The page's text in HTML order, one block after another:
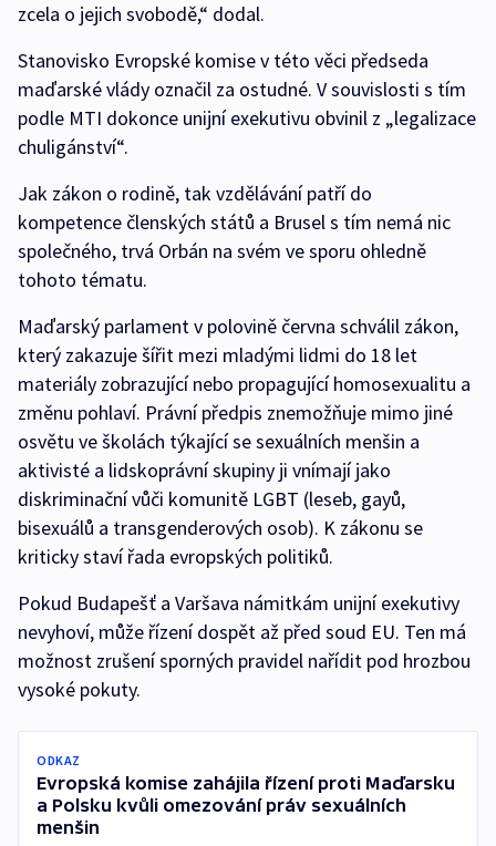
zcela o jejich svobodě,“ dodal.
Stanovisko Evropské komise v této věci předseda
maďarské vlády označil za ostudné. V souvislosti s tím
podle MTI dokonce unijní exekutivu obvinil z „legalizace
chuligánství“.
Jak zákon o rodině, tak vzdělávání patří do
kompetence členských států a Brusel s tím nemá nic
společného, trvá Orbán na svém ve sporu ohledně
tohoto tématu.
Maďarský parlament v polovině června schválil zákon,
který zakazuje šířit mezi mladými lidmi do 18 let
materiály zobrazující nebo propagující homosexualitu a
změnu pohlaví. Právní předpis znemožňuje mimo jiné
osvětu ve školách týkající se sexuálních menšin a
aktivisté a lidskoprávní skupiny ji vnímají jako
diskriminační vůči komunitě LGBT (leseb, gayů,
bisexuálů a transgenderových osob). K zákonu se
kriticky staví řada evropských politiků.
Pokud Budapešť a Varšava námitkám unijní exekutivy
nevyhoví, může řízení dospět až před soud EU. Ten má
možnost zrušení sporných pravidel nařídit pod hrozbou
vysoké pokuty.
ODKAZ
Evropská komise zahájila řízení proti Maďarsku
a Polsku kvůli omezování práv sexuálních
menšin